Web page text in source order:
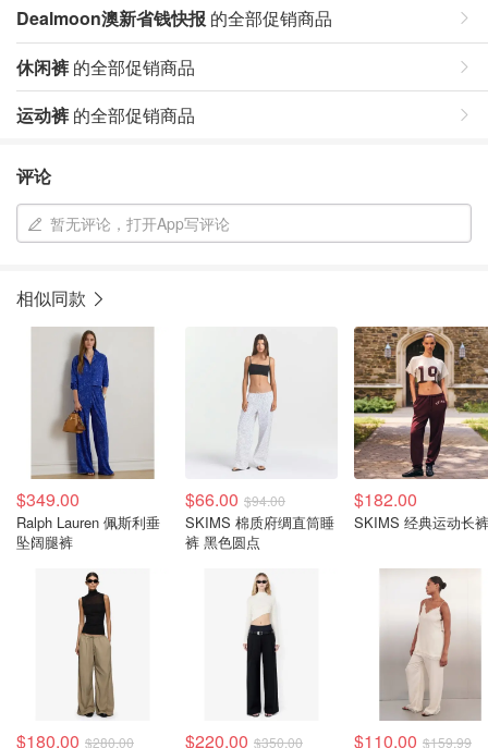
Dealmoon澳新省钱快报 的全部促销商品
休闲裤 的全部促销商品
运动裤 的全部促销商品
评论
暂无评论，打开App写评论
相似同款
$349.00
Ralph Lauren 佩斯利垂
坠阔腿裤
$66.00 $94.00
SKIMS 棉质府绸直筒睡
裤 黑色圆点
$182.00
SKIMS 经典运动长裤
$180.00 $280.00 $220.00 $350.00 $110.00 $159.99